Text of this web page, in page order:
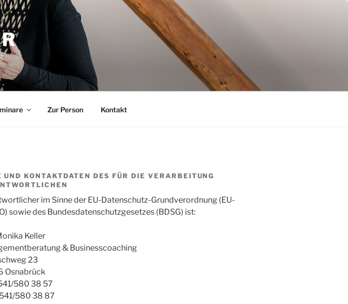
Zur Person Kontakt
UND KONTAKTDATEN DES FÜR DIE VERARBEITUNG
im Sinne der EU-Datenschutz-Grundverordnung (EU-
sowie des Bundesdatenschutzgesetzes (BDSG) ist:
Keller
& Businesscoaching
23
Osnabrück
580 38 57
580 38 87